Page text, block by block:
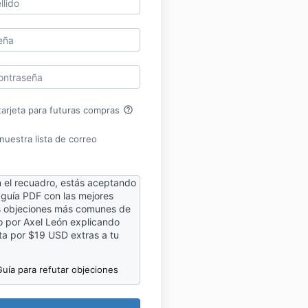
para futuras compras help_outline
lista de correo
el recuadro, estás aceptando
PDF con las mejores
objeciones más comunes de
por Axel León explicando
por $19 USD extras a tu
para refutar objeciones